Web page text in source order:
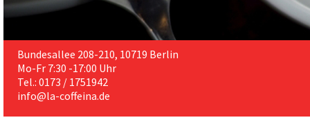
Bundesallee 208-210, 10719 Berlin
Mo-Fr 7:30 -17:00 Uhr
Tel.: 0173 / 1751942
info@la-coffeina.de